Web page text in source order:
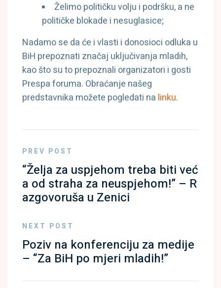
Želimo političku volju i podršku, a ne
političke blokade i nesuglasice;
Nadamo se da će i vlasti i donosioci odluka u
BiH prepoznati značaj uključivanja mladih,
kao što su to prepoznali organizatori i gosti
Prespa foruma. Obraćanje našeg
predstavnika možete pogledati na linku.
PREV POST
“Želja za uspjehom treba biti već
a od straha za neuspjehom!” – R
azgovoruša u Zenici
NEXT POST
Poziv na konferenciju za medije
– “Za BiH po mjeri mladih!”